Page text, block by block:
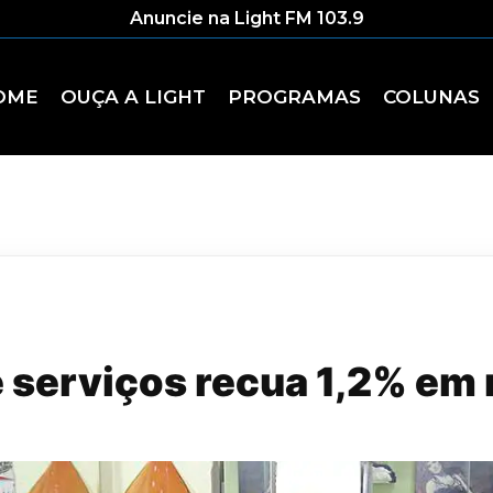
Anuncie na Light FM 103.9
OUÇA A LIGHT PROGRAMAS COLUNAS
serviços recua 1,2% em